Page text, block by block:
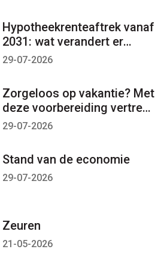
Hypotheekrenteaftrek vanaf
2031: wat verandert er
mogelijk?
29-07-2026
Zorgeloos op vakantie? Met
deze voorbereiding vertrekt
u met een gerust gevoel
29-07-2026
Stand van de economie
29-07-2026
Zeuren
21-05-2026